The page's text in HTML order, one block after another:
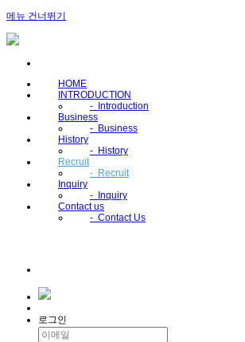
메뉴 건너뛰기
HOME
INTRODUCTION
-
Introduction
Business
- Business
History
- History
Recruit
- Recruit
Inquiry
-
Inquiry
Contact us
- Contact Us
로그인